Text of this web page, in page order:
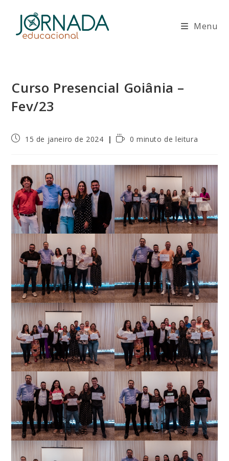
Menu
Curso Presencial Goiânia –
Fev/23
Post15 de janeiro de 2024
Tempo0 minuto de leitura